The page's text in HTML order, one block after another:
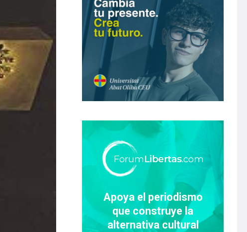
Apoya el periodismo
que construye la
alternativa cultural